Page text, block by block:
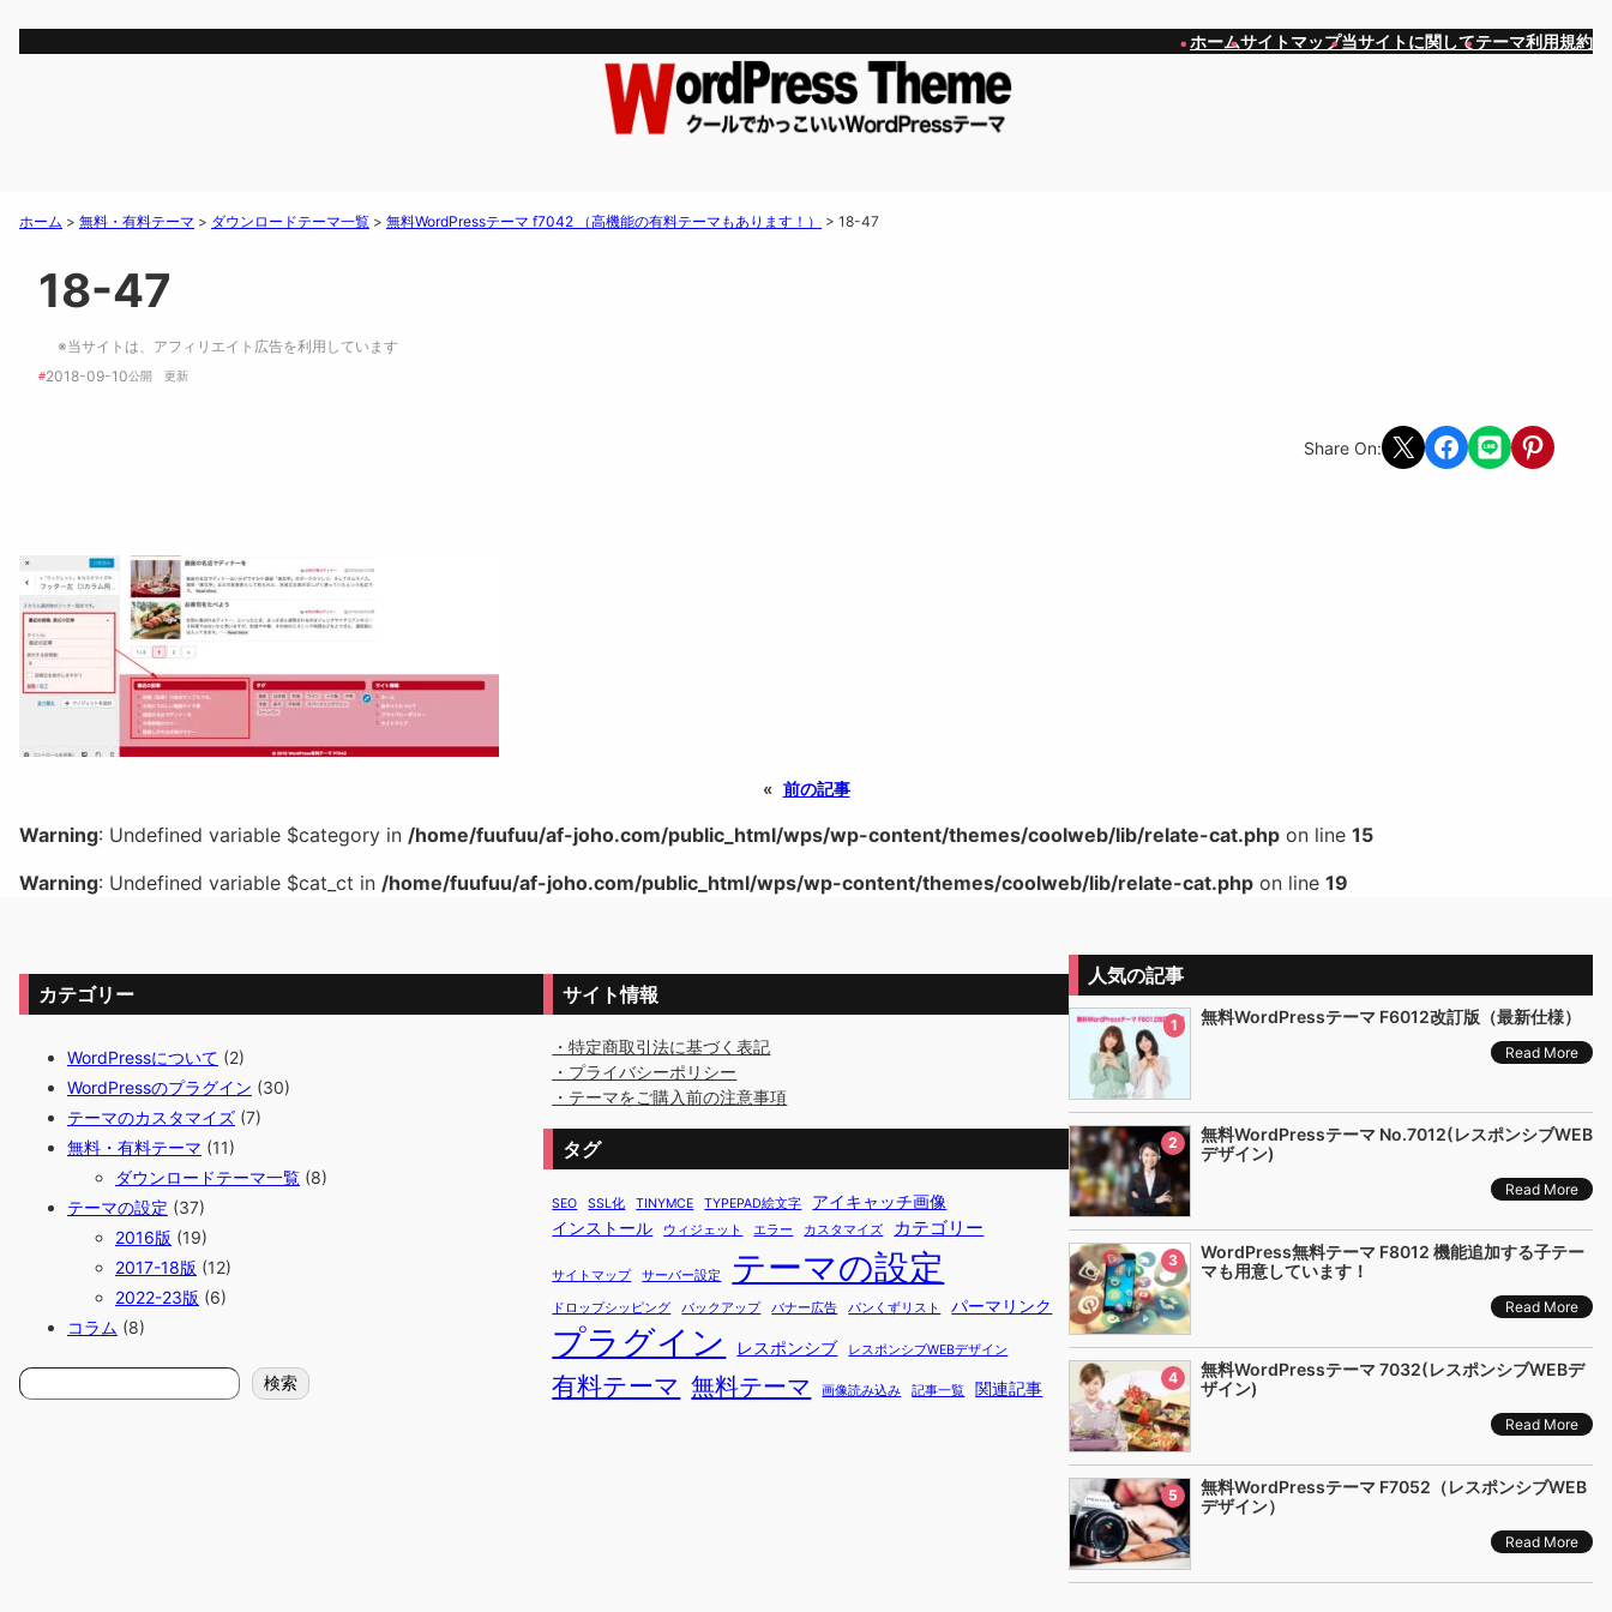
ホームサイトマップ当サイトに関してテーマ利用規約
ホーム > 無料・有料テーマ > ダウンロードテーマ一覧 > 無料WordPressテーマ f7042 （高機能の有料テーマもあります！） > 18-47
18-47
※当サイトは、アフィリエイト広告を利用しています
#2018-09-10公開 更新
Share On: Share on X Share on Facebook
Share on LINEShare on
« 前の記事
Warning: Undefined variable $category in /home/fuufuu/af-joho.com/public_html/wps/wp-content/themes/coolweb/lib/relate-cat.php on line 15
Warning: Undefined variable $cat_ct in /home/fuufuu/af-joho.com/public_html/wps/wp-content/themes/coolweb/lib/relate-cat.php on line 19
カテゴリー
WordPressについて (2)
WordPressのプラグイン (30)
テーマのカスタマイズ (7)
無料・有料テーマ (11)
ダウンロードテーマ一覧 (8)
テーマの設定 (37)
2016版 (19)
2017-18版 (12)
2022-23版 (6)
コラム (8)
検
索
検索
サイト情報
・特定商取引法に基づく表記
・プライバシーポリシー
・テーマをご購入前の注意事項
タグ
SEO SSL化 TINYMCE TYPEPAD絵文字
アイキャッチ画像
インストール
ウィジェット エラー カスタマイズ カテゴリー
サイトマップ サーバー設定 テーマの設定
ドロップシッピング バックアップ バナー広告 パンくずリスト パーマリンク
プラグイン レスポンシブ レスポンシブWEBデザイン
有料テーマ 無料テーマ 画像読み込み 記事一覧 関連記事
人気の記事
1 無料WordPressテーマ F6012改訂版（最新仕様）
Read More
2
無料WordPressテーマ No.7012(レスポンシブWEB
デザイン)
Read More
3
WordPress無料テーマ F8012 機能追加する子テー
マも用意しています！
Read More
4
無料WordPressテーマ 7032(レスポンシブWEBデ
ザイン)
Read More
5
無料WordPressテーマ F7052（レスポンシブWEB
デザイン）
Read More